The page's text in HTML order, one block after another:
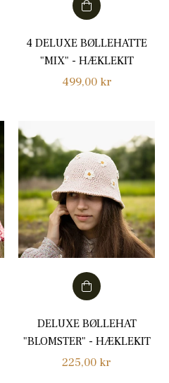
4 DELUXE BØLLEHATTE
"MIX" - HÆKLEKIT
Normalpris
499,00 kr
DELUXE BØLLEHAT
"BLOMSTER" - HÆKLEKIT
Normalpris
225,00 kr